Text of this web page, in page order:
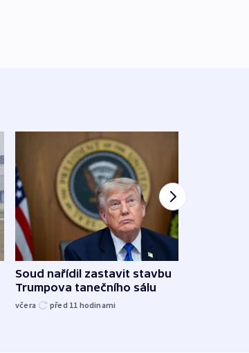
Soud nařídil zastavit stavbu
Trumpova tanečního sálu
včera před 11 hodinami